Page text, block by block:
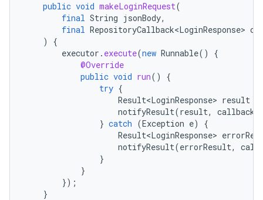
public void makeLoginRequest(
final String jsonBody,
final RepositoryCallback<LoginResponse>
)
{
executor . execute(new Runnable()
{
@Override
public void run()
{
try {
Result<LoginResponse> result
notifyResult(result, callback
} catch (Exception e)
{
Result<LoginResponse>
notifyResult(errorResult,
}
}
});
}